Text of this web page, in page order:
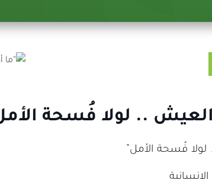
.. لولا فُسحة
فُسحة الأمل”